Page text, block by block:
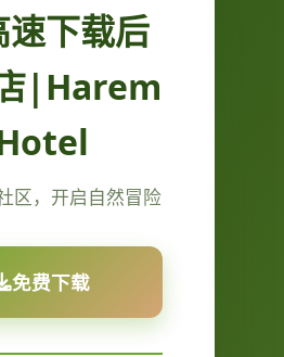
速下载后
|Harem
区，开启自然冒险
免费下载